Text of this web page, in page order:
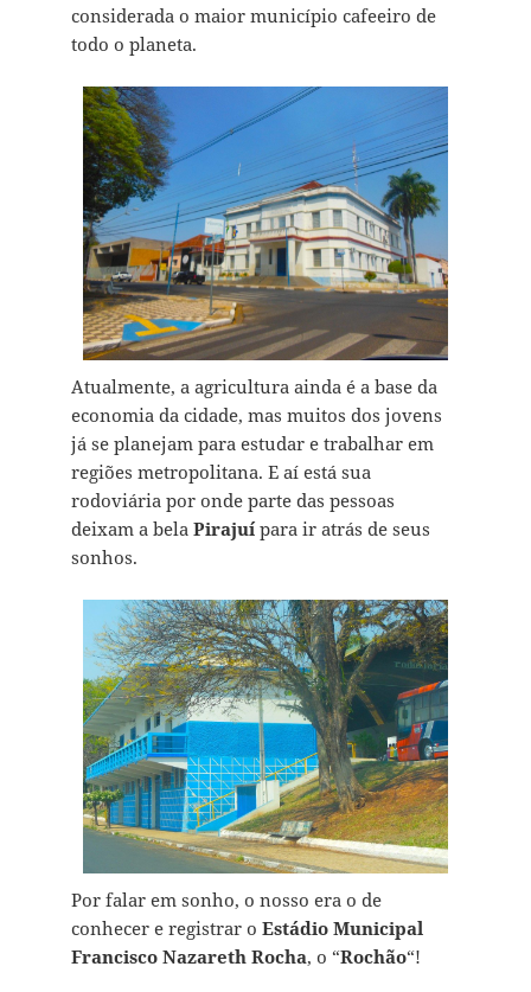
considerada o maior município cafeeiro de
todo o planeta.
Atualmente, a agricultura ainda é a base da
economia da cidade, mas muitos dos jovens
já se planejam para estudar e trabalhar em
regiões metropolitana. E aí está sua
rodoviária por onde parte das pessoas
deixam a bela Pirajuípara ir atrás de seus
sonhos.
Por falar em sonho, o nosso era o de
conhecer e registrar o Estádio Municipal
Francisco Nazareth Rocha, o “Rochão“!